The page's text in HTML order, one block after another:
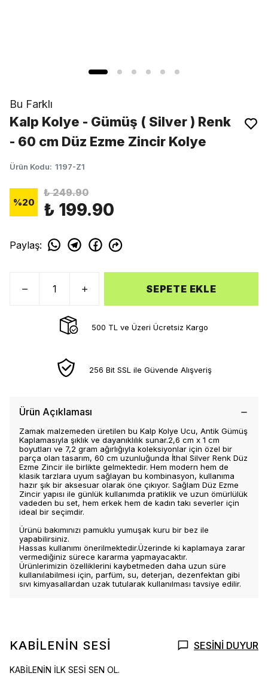
Bu Farklı
Kalp Kolye - Gümüş ( Silver ) Renk
- 60 cm Düz Ezme Zincir Kolye
Ürün Kodu: 1197-Z1
%20
₺ 249.90
₺ 199.90
Paylaş:
SEPETE EKLE
500 TL ve Üzeri Ücretsiz Kargo
256 Bit SSL ile Güvende Alışveriş
Ürün Açıklaması
Zamak malzemeden üretilen bu Kalp Kolye Ucu, Antik Gümüş
Kaplamasıyla şıklık ve dayanıklılık sunar.2,6 cm x 1 cm
boyutları ve 7,2 gram ağırlığıyla koleksiyonlar için özel bir
parça olan tasarım, 60 cm uzunluğunda İthal Silver Renk Düz
Ezme Zincir ile birlikte gelmektedir. Hem modern hem de
klasik tarzlara uyum sağlayan bu kombinasyon, kullanıma
hazır şık bir aksesuar olarak öne çıkıyor. Sağlam Düz Ezme
Zincir yapısı ile günlük kullanımda pratiklik ve uzun ömürlülük
vadeden bu set, hem erkek hem de kadın takı severler için
ideal bir seçimdir.
Ürünü bakımınızı pamuklu yumuşak kuru bir bez ile
yapabilirsiniz.
Hassas kullanımı önerilmektedir.Üzerinde ki kaplamaya zarar
vermediğiniz sürece kararma yapmayacaktır.
Ürünlerimizin özelliklerini kaybetmeden daha uzun süre
kullanılabilmesi için, parfüm, su, deterjan, dezenfektan gibi
sıvı kimyasallardan uzak tutularak kullanılması tavsiye edilir.
KABİLENİN SESİ SESİNİ DUYUR
KABİLENİN İLK SESİ SEN OL.